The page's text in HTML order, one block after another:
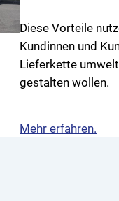
Diese Vorteile
Kundinnen und
Lieferkette
gestalten wollen.
Mehr erfahren.